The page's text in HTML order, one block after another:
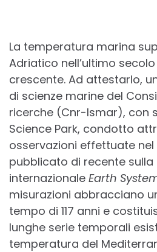
La temperatura marina
Adriatico nell’ultimo
crescente. Ad attestarlo,
di scienze marine del
ricerche (Cnr-Ismar), con
Science Park, condotto
osservazioni effettuate
pubblicato di recente
internazionale Earth
misurazioni abbracciano
tempo di 117 anni e
lunghe serie temporali
temperatura del